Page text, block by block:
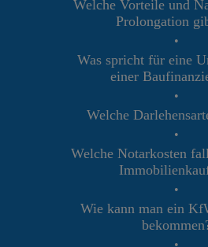
Welche Vorteile und
Prolongation
•
Was spricht für eine
einer
•
Welche
•
Welche Notarkosten
•
Wie kann man ein
•